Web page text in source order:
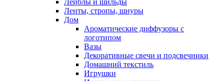
Лейблы и шильды
Ленты, стропы, шнуры
Дом
Ароматические диффузоры с
логотипом
Вазы
Декоративные свечи и подсвечники
Домашний текстиль
Игрушки